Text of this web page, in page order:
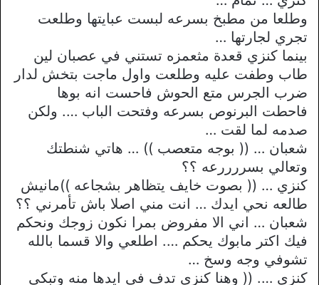
وطلعا من مطبخ بسرعه لبست عبايتها وطلعت
تجري لجارتها …
بينما كنزي قعدة مثعمزه تستني في عصبان لين
طاب وطفت عليه وطلعت واول ماجت بتخش لدار
ضرب الجرس متع الحوش فاحست انه بوها
فاحطت البرنوص بسرعه وفتحت الباب …. ولكن
صدمه لما لقت …
شعبان … (( بوجه متعصب )) … هاتي شنطتك
وتعالي بسررررعه ؟؟
كنزي … (( بصوت خايف يتظاهر بشجاعه ))مانيش
طالعه نحي ايدك … انت مني اصلا باش تأمرني ؟؟
شعبان … اني الا مفروض بمرا نكون زوجك ونحكم
فيك اكتر مابوك يحكم …. اطلعي والا قسما بالله
تشوفي وجه وسخ …
كنزي …. (( وهنا كنزي تدف في ايدها منه وتبكي